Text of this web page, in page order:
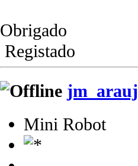
Obrigado
Registado
Mini Robot